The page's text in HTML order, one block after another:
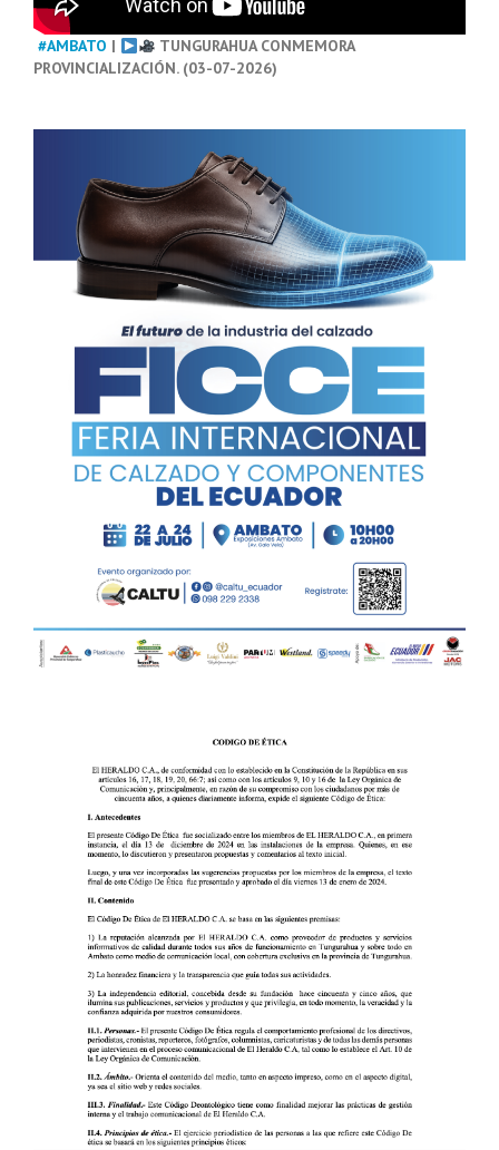
#AMBATO |
TUNGURAHUA CONMEMORA
PROVINCIALIZACIÓN. (03-07-2026)